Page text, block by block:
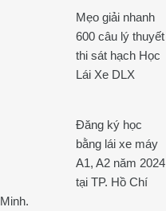
Mẹo giải nhanh
600 câu lý thuyết
thi sát hạch Học
Lái Xe DLX
Đăng ký học
bằng lái xe máy
A1, A2 năm 2024
tại TP. Hồ Chí
Minh.